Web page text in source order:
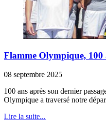
Flamme Olympique, 100
08 septembre 2025
100 ans après son dernier
Olympique a traversé notre
Lire la suite...